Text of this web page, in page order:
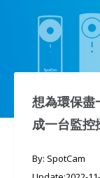
想為環保盡
成一台監控
By: SpotCam